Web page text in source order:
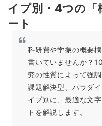
イプ別・4つの「
ート
科研費や学振の概要
書いていませんか？
究の性質によって強
課題解決型、パラダ
イプ別に、最適な文
トを解説します。